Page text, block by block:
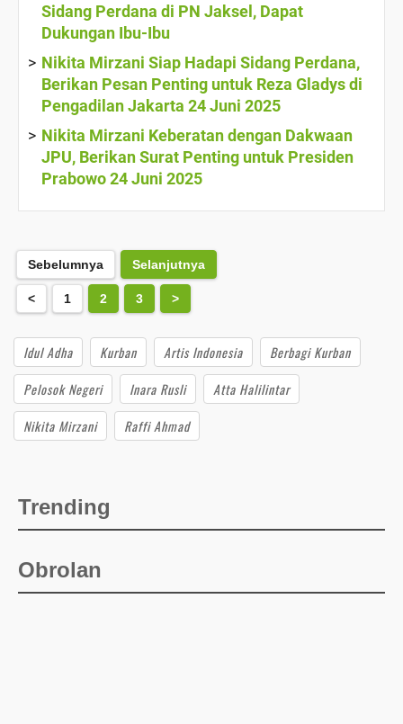
Sidang Perdana di PN Jaksel, Dapat
Dukungan Ibu-Ibu
Nikita Mirzani Siap Hadapi Sidang Perdana,
Berikan Pesan Penting untuk Reza Gladys di
Pengadilan Jakarta 24 Juni 2025
Nikita Mirzani Keberatan dengan Dakwaan
JPU, Berikan Surat Penting untuk Presiden
Prabowo 24 Juni 2025
Sebelumnya Selanjutnya
< 1 2 3 >
Idul Adha Kurban Artis Indonesia
Berbagi Kurban
Pelosok Negeri
Inara Rusli
Atta Halilintar
Nikita Mirzani
Raffi Ahmad
Trending
Obrolan